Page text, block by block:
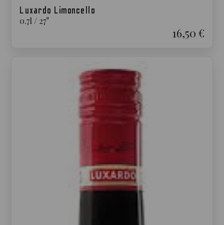
Luxardo Limoncello
0.7l / 27°
16,50 €